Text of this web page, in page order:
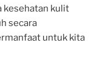
kesehatan kulit
secara
untuk kita